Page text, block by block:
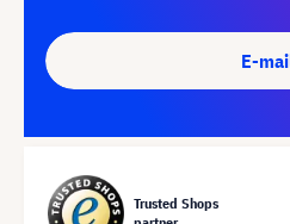
E-
Trusted Shops